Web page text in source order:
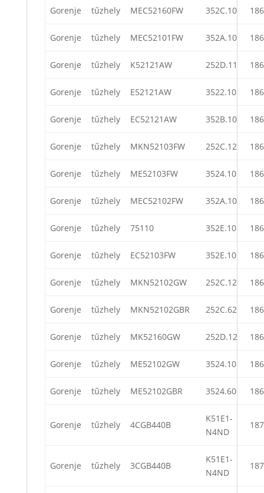
Gorenje tűzhely MEC52160FW 352C.10
Gorenje tűzhely MEC52101FW 352A.10
Gorenje tűzhely K52121AW 252D.11
Gorenje tűzhely E52121AW 3522.10
Gorenje tűzhely EC52121AW 352B.10
Gorenje tűzhely MKN52103FW 252C.12
Gorenje tűzhely ME52103FW 3524.10
Gorenje tűzhely MEC52102FW 352A.10
Gorenje tűzhely 75110 352E.10
Gorenje tűzhely EC52103FW 352E.10
Gorenje tűzhely MKN52102GW 252C.12
Gorenje tűzhely MKN52102GBR 252C.62
Gorenje tűzhely MK52160GW 252D.12
Gorenje tűzhely ME52102GW 3524.10
Gorenje tűzhely ME52102GBR 3524.60
Gorenje tűzhely 4CGB440B
K51E1-
N4ND
Gorenje tűzhely 3CGB440B
K51E1-
N4ND